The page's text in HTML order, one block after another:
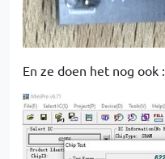
En ze doen het nog ook :